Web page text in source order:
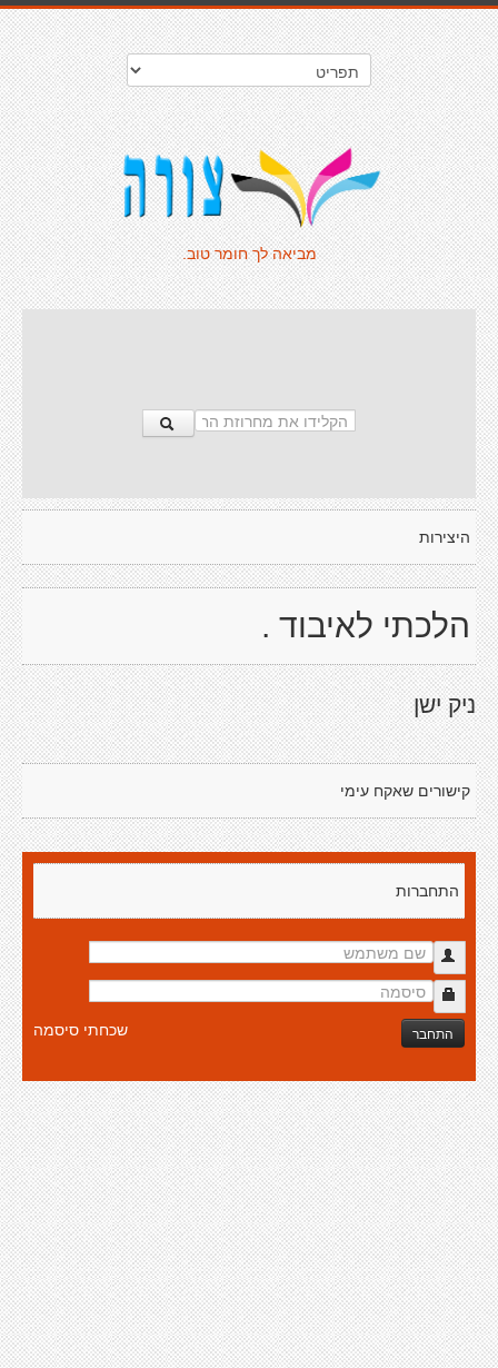
מביאה לך חומר טוב.
היצירות
הלכתי לאיבוד .
ניק ישן
קישורים שאקח עימי
התחברות
התחבר שכחתי סיסמה